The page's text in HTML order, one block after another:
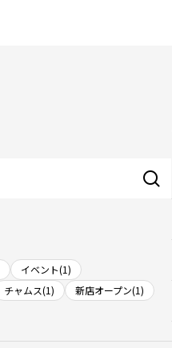
イベント(1)
チャムス(1) 新店オープン(1)